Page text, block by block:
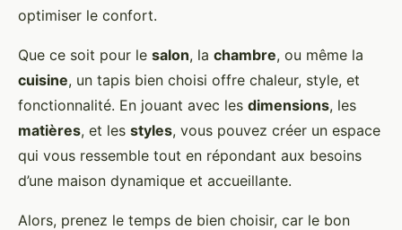
optimiser le confort.
Que ce soit pour le salon, la chambre, ou même la
cuisine, un tapis bien choisi offre chaleur, style, et
fonctionnalité. En jouant avec les dimensions, les
matières, et les styles, vous pouvez créer un espace
qui vous ressemble tout en répondant aux besoins
d’une maison dynamique et accueillante.
Alors, prenez le temps de bien choisir, car le bon